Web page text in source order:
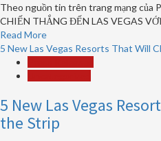
Theo nguồn tin trên trang mạng của
CHIẾN THẮNG ĐẾN LAS VEGAS
Read MoreRead
more
Báo
lịch
trình
5 New Las Vegas Resorts That Will
5 New Las Vegas
the Strip